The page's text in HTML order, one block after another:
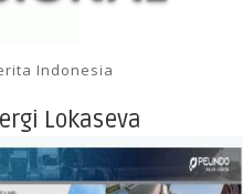
Indonesia
Lokaseva